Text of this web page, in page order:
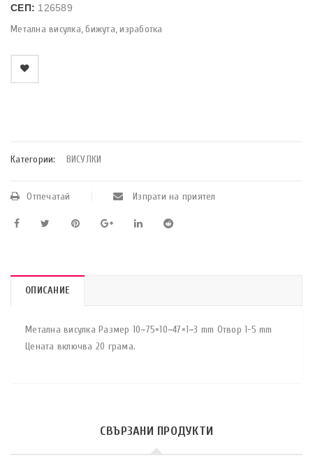
СЕП: 126589
Метална висулка, бижута, изработка
Категории: ВИСУЛКИ
Отпечатай Изпрати на приятел
ОПИСАНИЕ
Метална висулка Размер 10~75×10~47×1~3 mm Отвор 1-5 mm
Цената включва 20 грама.
СВЪРЗАНИ ПРОДУКТИ